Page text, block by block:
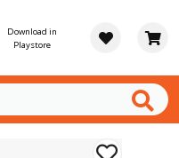
Download in
Playstore